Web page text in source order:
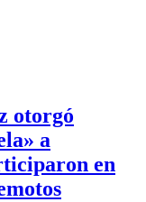
otorgó
a
en